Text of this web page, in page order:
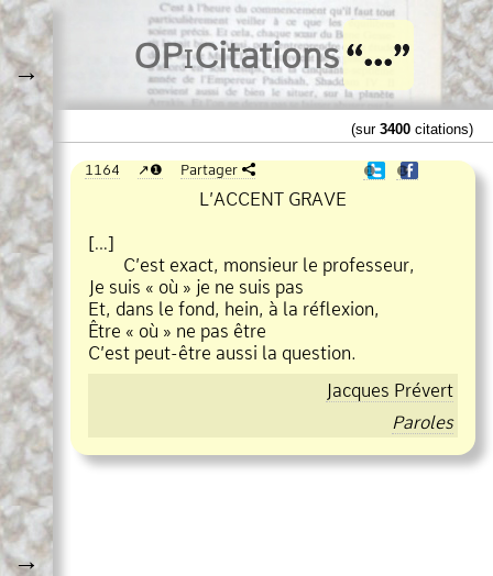
→
→
OPiCitations
(sur 3400 citations)
1164 ❶ Partager ❶ ❶
L’ACCENT GRAVE
[…]
C’est exact, monsieur le professeur,
Je suis « où » je ne suis pas
Et, dans le fond, hein, à la réflexion,
Être « où » ne pas être
C’est peut être aussi la question.
Jacques Prévert
Paroles